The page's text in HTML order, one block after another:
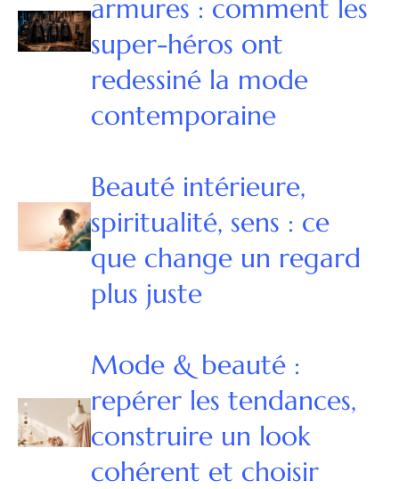
armures : comment les
super-héros ont
redessiné la mode
contemporaine
Beauté intérieure,
spiritualité, sens : ce
que change un regard
plus juste
Mode & beauté :
repérer les tendances,
construire un look
cohérent et choisir